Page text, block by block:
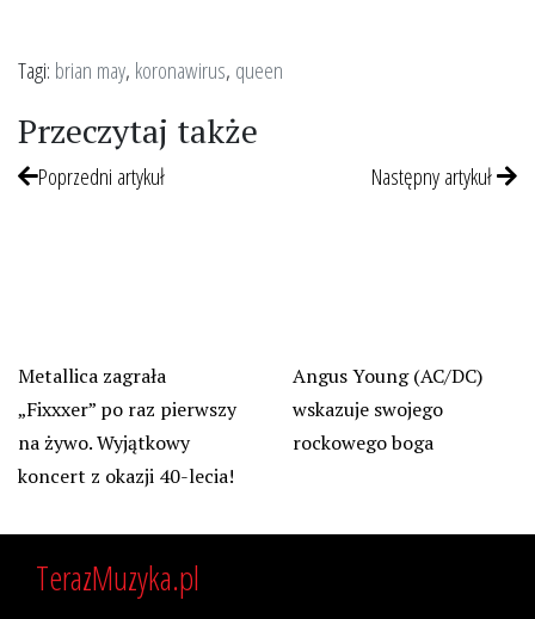
Tagi: brian may, koronawirus, queen
Przeczytaj także
Poprzedni artykuł
Metallica zagrała
„Fixxxer” po raz pierwszy
na żywo. Wyjątkowy
koncert z okazji 40-lecia!
Następny artykuł
Angus Young (AC/DC)
wskazuje swojego
rockowego boga
TerazMuzyka.pl